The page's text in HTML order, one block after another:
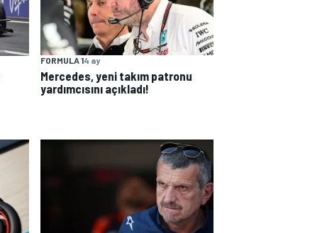
FORMULA 14 ay
Mercedes, yeni takım patronu
yardımcısını açıkladı!